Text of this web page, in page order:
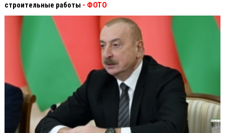
строительные работы - ФОТО